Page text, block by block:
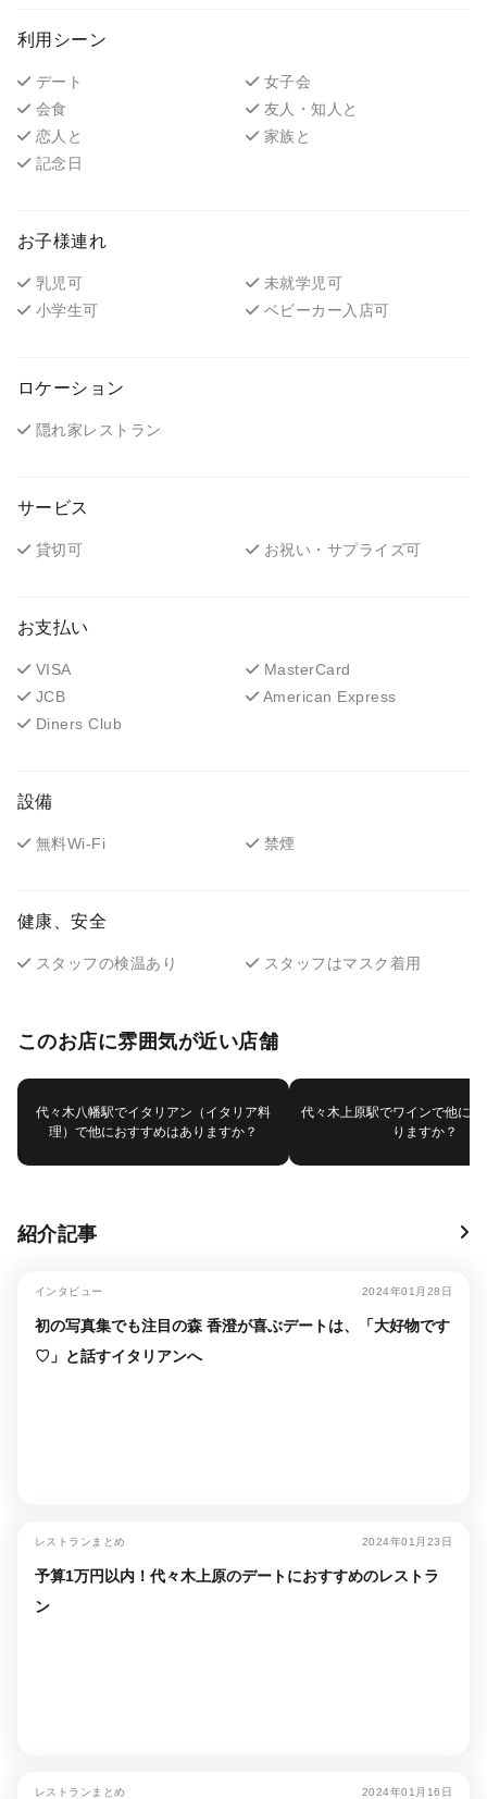
利用シーン
デート
女子会
会食
友人・知人と
恋人と
家族と
記念日
お子様連れ
乳児可
未就学児可
小学生可
ベビーカー入店可
ロケーション
隠れ家レストラン
サービス
貸切可 お祝い・サプライズ可
お支払い
VISA
MasterCard
JCB
American Express
Diners Club
設備
無料Wi-Fi 禁煙
健康、安全
スタッフの検温あり スタッフはマスク着用
このお店に雰囲気が近い店舗
代々木八幡駅でイタリアン（イタリア料
理）で他におすすめはありますか？
代々木上原駅でワインで他に
りますか？
紹介記事
インタビュー 2024年01月28日
初の写真集でも注目の森 香澄が喜ぶデートは、「大好物です
♡」と話すイタリアンへ
レストランまとめ 2024年01月23日
予算1万円以内！代々木上原のデートにおすすめのレストラ
ン
レストランまとめ 2024年01月16日